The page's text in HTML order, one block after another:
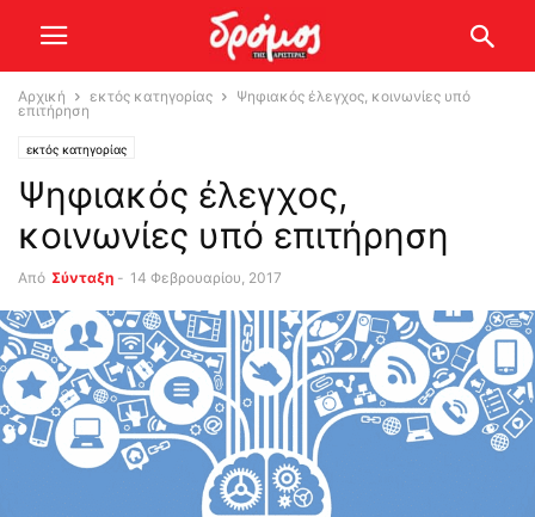
Αρχική εκτός κατηγορίας
Ψηφιακός έλεγχος, κοινωνίες υπό
επιτήρηση
εκτός κατηγορίας
Ψηφιακός έλεγχος,
κοινωνίες υπό επιτήρηση
Από Σύνταξη - 14 Φεβρουαρίου, 2017